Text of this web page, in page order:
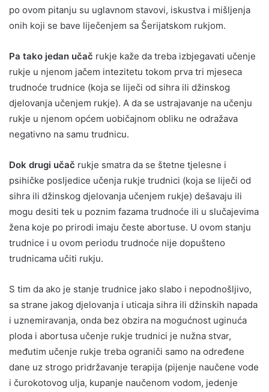
po ovom pitanju su uglavnom stavovi, iskustva i mišljenja
onih koji se bave liječenjem sa Šerijatskom rukjom.
Pa tako jedan učač rukje kaže da treba izbjegavati učenje
rukje u njenom jačem intezitetu tokom prva tri mjeseca
trudnoće trudnice (koja se liječi od sihra ili džinskog
djelovanja učenjem rukje). A da se ustrajavanje na učenju
rukje u njenom općem uobičajnom obliku ne odražava
negativno na samu trudnicu.
Dok drugi učač rukje smatra da se štetne tjelesne i
psihičke posljedice učenja rukje trudnici (koja se liječi od
sihra ili džinskog djelovanja učenjem rukje) dešavaju ili
mogu desiti tek u poznim fazama trudnoće ili u slučajevima
žena koje po prirodi imaju česte abortuse. U ovom stanju
trudnice i u ovom periodu trudnoće nije dopušteno
trudnicama učiti rukju.
S tim da ako je stanje trudnice jako slabo i nepodnošljivo,
sa strane jakog djelovanja i uticaja sihra ili džinskih napada
i uznemiravanja, onda bez obzira na mogućnost uginuća
ploda i abortusa učenje rukje trudnici je nužna stvar,
međutim učenje rukje treba ograniči samo na određene
dane uz strogo pridržavanje terapija (pijenje naučene vode
i čurokotovog ulja, kupanje naučenom vodom, jedenje